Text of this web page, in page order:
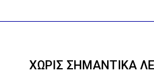
ΧΩΡΙΣ ΣΗΜΑΝΤΙΚΑ